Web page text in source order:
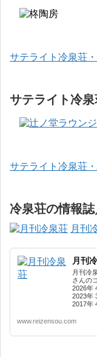
サテライト冷泉荘
サテライト冷
サテライト冷泉荘
冷泉荘の情報
月刊
月刊
月刊冷
さんの
2026年
2023年
2017年
www.reizensou.com